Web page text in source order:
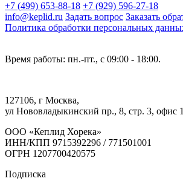
+7 (499) 653-88-18 +7 (929) 596-27-18
info@keplid.ru Задать вопрос Заказать
Политика обработки персональных
Время работы: пн.-пт., с 09:00 - 18:00.
127106, г Москва,
ул Нововладыкинский пр., 8, стр. 3, офис
ООО «Кеплид Хорека»
ИНН/КПП 9715392296 / 771501001
ОГРН 1207700420575
Подписка